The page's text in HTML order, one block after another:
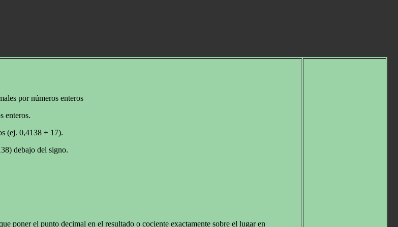
por números enteros
enteros.
(ej. 0,4138 ÷ 17).
debajo del signo.
poner el punto decimal en el resultado o cociente exactamente sobre el lugar en